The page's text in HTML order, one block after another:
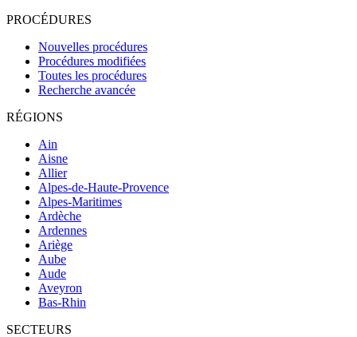
PROCÉDURES
Nouvelles procédures
Procédures modifiées
Toutes les procédures
Recherche avancée
RÉGIONS
Ain
Aisne
Allier
Alpes-de-Haute-Provence
Alpes-Maritimes
Ardèche
Ardennes
Ariège
Aube
Aude
Aveyron
Bas-Rhin
SECTEURS